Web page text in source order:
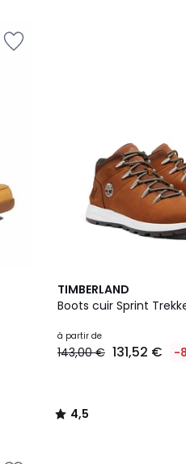
TIMBERLAND
Boots cuir Sprint
à partir de
143,00 € 131,52 € -
4,5
/ 5
4,5
/